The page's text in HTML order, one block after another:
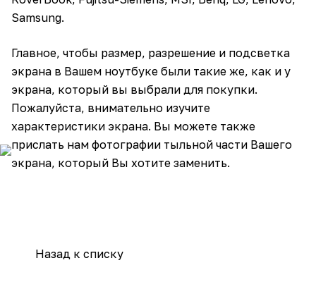
Samsung.
Главное, чтобы размер, разрешение и подсветка
экрана в Вашем ноутбуке были такие же, как и у
экрана, который вы выбрали для покупки.
Пожалуйста, внимательно изучите
характеристики экрана. Вы можете также
прислать нам фотографии тыльной части Вашего
экрана, который Вы хотите заменить.
Назад к списку